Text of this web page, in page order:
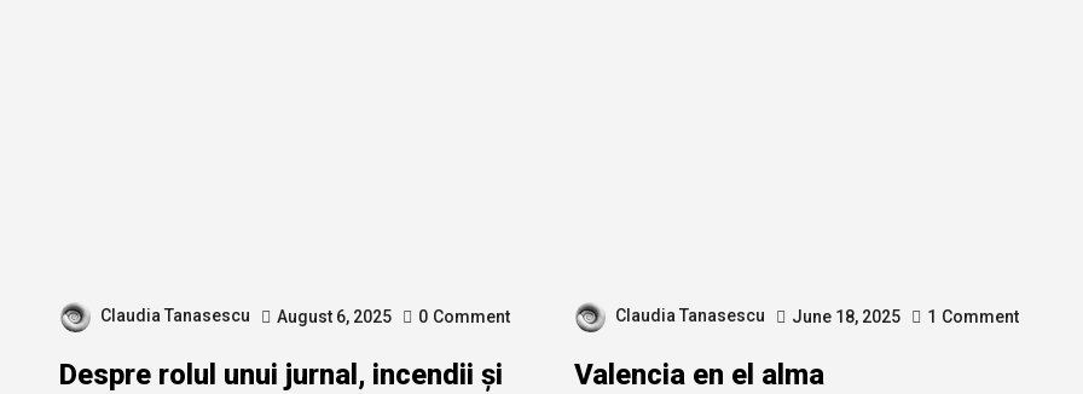
Claudia Tanasescu August 6, 2025 0 Comment
Despre rolul unui jurnal, incendii și
Claudia Tanasescu June 18, 2025 1 Comment
Valencia en el alma